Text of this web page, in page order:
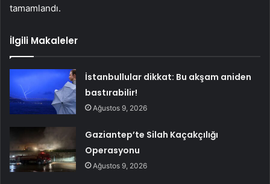
tamamlandı.
İlgili Makaleler
İstanbullular dikkat: Bu akşam aniden
bastırabilir!
Ağustos 9, 2026
Gaziantep’te Silah Kaçakçılığı
Operasyonu
Ağustos 9, 2026